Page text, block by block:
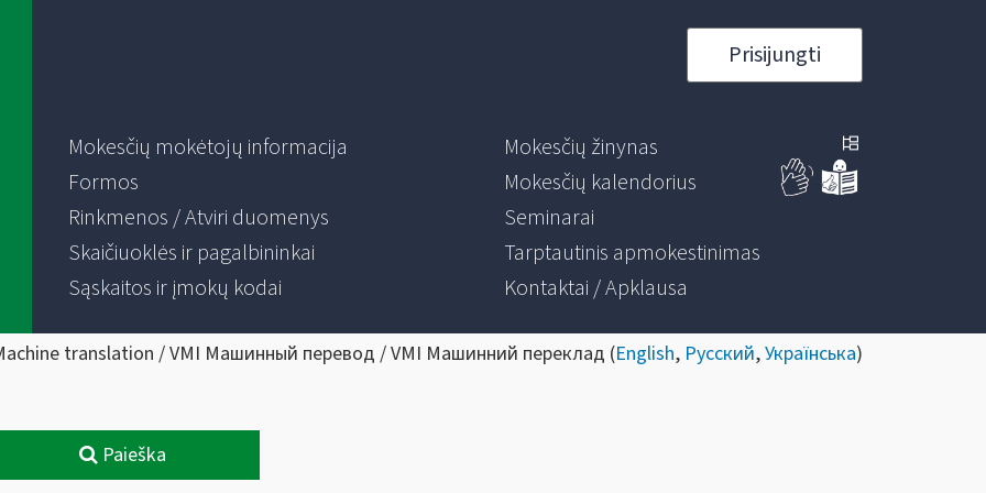
Prisijungti
Mokesčių mokėtojų informacija
Formos
Rinkmenos / Atviri duomenys
Skaičiuoklės ir pagalbininkai
Sąskaitos ir įmokų kodai
Mokesčių žinynas
Mokesčių kalendorius
Seminarai
Tarptautinis apmokestinimas
Kontaktai / Apklausa
translation / VMI Машинный перевод / VMI Машинний переклад (English, Русский,Українська)
Paieška